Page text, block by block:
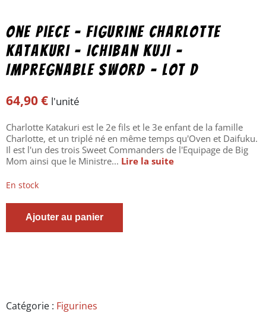
One Piece – Figurine Charlotte
Katakuri – Ichiban kuji –
Impregnable sword – lot D
64,90€ l'unité
Charlotte Katakuri est le 2e fils et le 3e enfant de la famille
Charlotte, et un triplé né en même temps qu'Oven et Daifuku.
Il est l'un des trois Sweet Commanders de l'Equipage de Big
Mom ainsi que le Ministre... Lire la suite
En stock
One
Ichiban
Ajouter au panier
Catégorie : Figurines